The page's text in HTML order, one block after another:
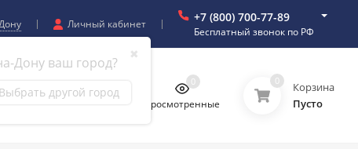
✖
Дону ваш город?
Выбрать другой город
Личный кабинет +7 (800) 700-77-89
Бесплатный звонок по РФ
Просмотренные
0 0
Корзина
Пусто